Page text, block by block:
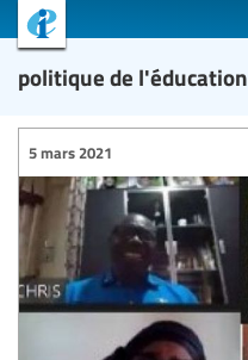
politique de l'éducation
5 mars 2021